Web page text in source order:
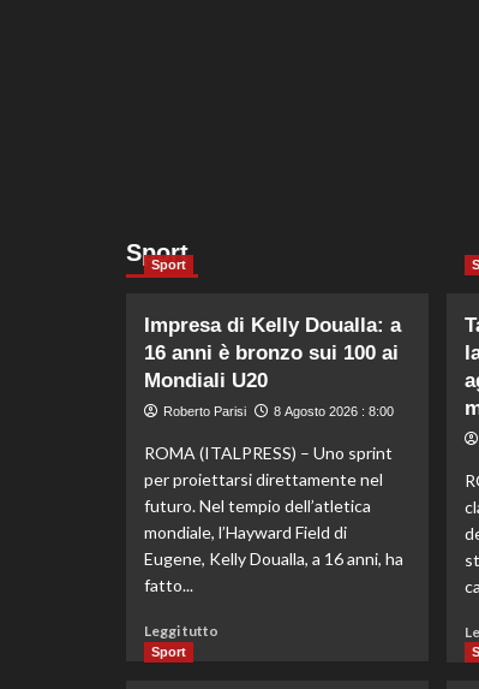
Sport
Sport
Impresa di Kelly Doualla: a
16 anni è bronzo sui 100 ai
Mondiali U20
Roberto Parisi 8 Agosto 2026 : 8:00
ROMA (ITALPRESS) – Uno sprint
per proiettarsi direttamente nel
futuro. Nel tempio dell’atletica
mondiale, l’Hayward Field di
Eugene, Kelly Doualla, a 16 anni, ha
fatto...
Leggi tuttoLeggi
Sport